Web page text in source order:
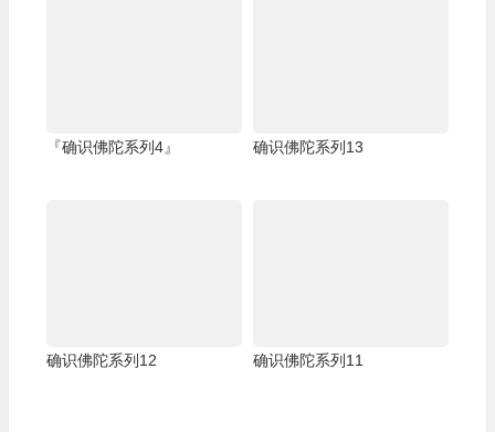
『确识佛陀系列4』 确识佛陀系列13
确识佛陀系列12 确识佛陀系列11